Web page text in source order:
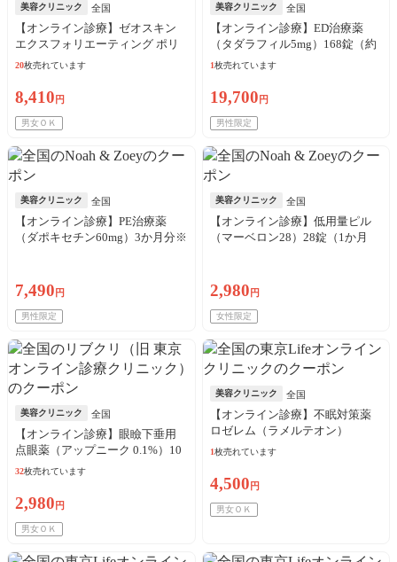
美容クリニック 全国
【オンライン診療】ゼオスキン
エクスフォリエーティング ポリ
ッシュ（65g）※初診料・送料込
20枚売れています
8,410 円
男女ＯＫ
美容クリニック 全国
【オンライン診療】ED治療薬
（タダラフィル5mg）168錠（約
6か月分）※初診料・送料込
1枚売れています
19,700 円
男性限定
美容クリニック 全国
【オンライン診療】PE治療薬
（ダポキセチン60mg）3か月分※
7,490 円
男性限定
美容クリニック 全国
【オンライン診療】低用量ピル
（マーベロン28）28錠（1か月
2,980 円
女性限定
美容クリニック 全国
【オンライン診療】眼瞼下垂用
点眼薬（アップニーク 0.1%）10
本（10日分）※初診料・送料込
32枚売れています
2,980 円
男女ＯＫ
美容クリニック 全国
【オンライン診療】不眠対策薬
ロゼレム（ラメルテオン）
8mg（30日分）※初診料・送料込
1枚売れています
4,500 円
男女ＯＫ